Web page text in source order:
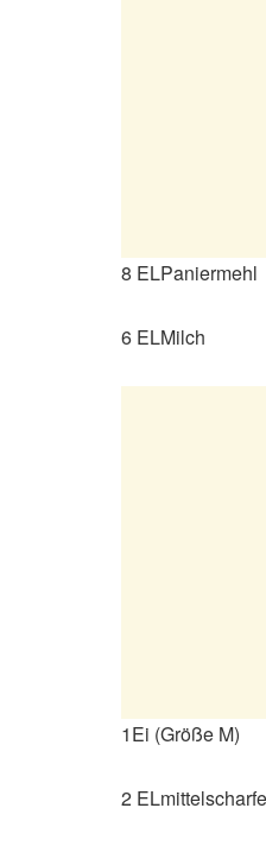
8 ELPaniermehl
6 ELMilch
1Ei (Größe M)
2